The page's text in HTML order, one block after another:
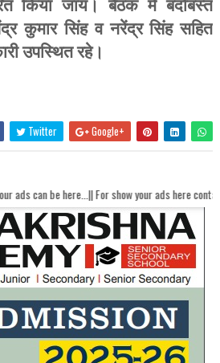
किया जाय। बैठक में बंदोबस्त
कुमार सिंह व नरेंद्र सिंह सहित
उपस्थित रहे।
Twitter Google+
For show your ads here contact